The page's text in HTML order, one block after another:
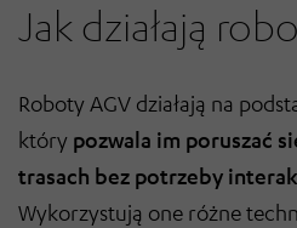
Jak działają
Roboty AGV działają na
który pozwala im poruszać
trasach bez potrzeby
Wykorzystują one różne